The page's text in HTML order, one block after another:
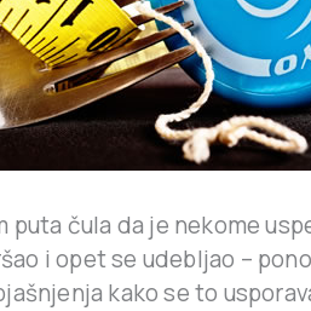
puta čula da je nekome
i opet se udebljao –
kako se to